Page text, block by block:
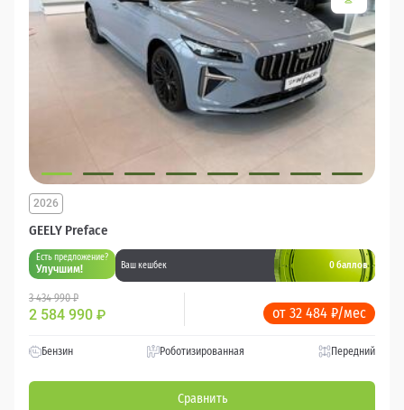
GEELY Preface
2026
Есть предложение?
Улучшим! Ваш кешбек 0 баллов
3 434 990 ₽
2 584 990 ₽ от 32 484 ₽/мес
Бензин Роботизированная Передний
Сравнить